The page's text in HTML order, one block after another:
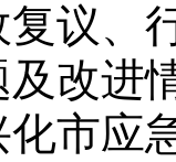
议、
改进
市应